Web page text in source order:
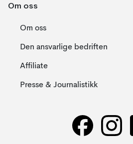
Om oss
Om oss
Den ansvarlige bedriften
Affiliate
Presse & Journalistikk